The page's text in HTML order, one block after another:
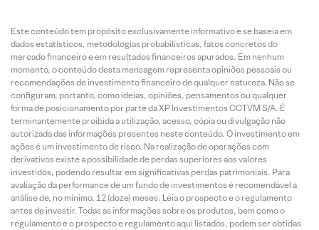
Este conteúdo tem propósito exclusivamente informativo e se baseia em
dados estatísticos, metodologias probabilísticas, fatos concretos do
mercado financeiro e em resultados financeiros apurados. Em nenhum
momento, o conteúdo desta mensagem representa opiniões pessoais ou
recomendações de investimento financeiro de qualquer natureza. Não se
configuram, portanto, como ideias, opiniões, pensamentos ou qualquer
forma de posicionamento por parte da XP Investimentos CCTVM S/A. É
terminantemente proibida a utilização, acesso, cópia ou divulgação não
autorizada das informações presentes neste conteúdo. O investimento em
ações é um investimento de risco. Na realização de operações com
derivativos existe a possibilidade de perdas superiores aos valores
investidos, podendo resultar em significativas perdas patrimoniais. Para
avaliação da performance de um fundo de investimentos é recomendável a
análise de, no mínimo, 12 (doze) meses. Leia o prospecto e o regulamento
antes de investir. Todas as informações sobre os produtos, bem como o
regulamento e o prospecto e regulamento aqui listados, podem ser obtidas